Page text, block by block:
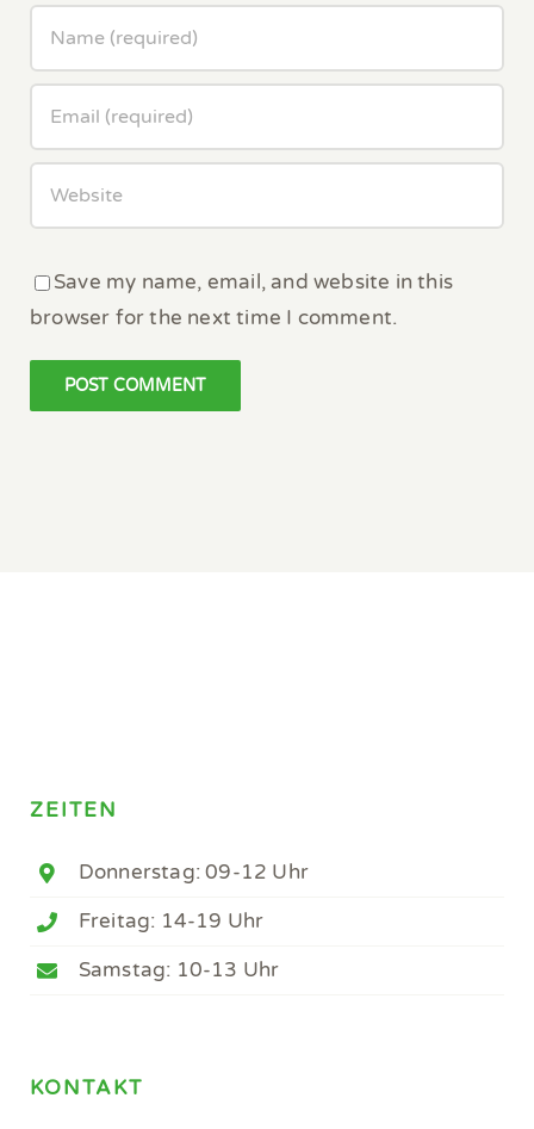
Save my name, email, and website in this
browser for the next time I comment.
ZEITEN
Donnerstag: 09-12 Uhr
Freitag: 14-19 Uhr
Samstag: 10-13 Uhr
KONTAKT